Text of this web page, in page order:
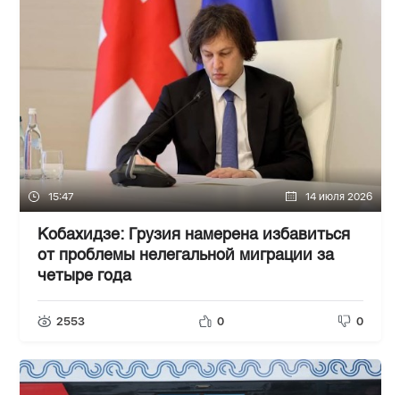
15:47 14 июля 2026
Кобахидзе: Грузия намерена избавиться
от проблемы нелегальной миграции за
четыре года
2553 0 0